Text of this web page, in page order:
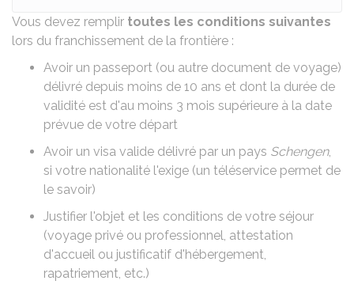
Vous devez remplir toutes les conditions suivantes
lors du franchissement de la frontière :
Avoir un passeport (ou autre document de voyage)
délivré depuis moins de 10 ans et dont la durée de
validité est d'au moins 3 mois supérieure à la date
prévue de votre départ
Avoir un visa valide délivré par un pays Schengen,
si votre nationalité l'exige (un téléservice permet de
le savoir)
Justifier l'objet et les conditions de votre séjour
(voyage privé ou professionnel, attestation
d'accueil ou justificatif d'hébergement,
rapatriement, etc.)